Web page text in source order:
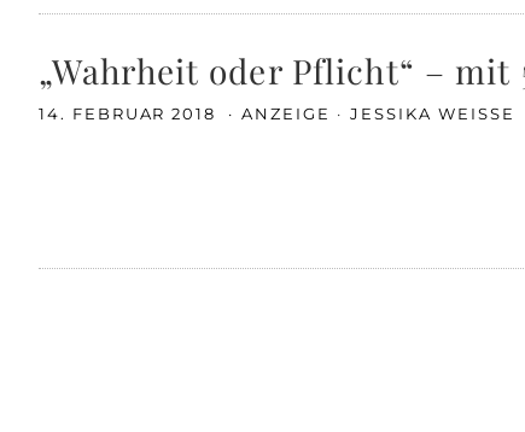
„Wahrheit oder Pflicht“ –
14. FEBRUAR 2018 ANZEIGE JESSIKA WEISSE